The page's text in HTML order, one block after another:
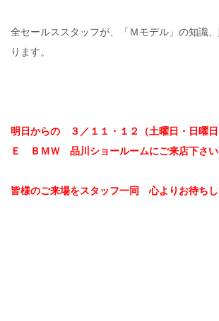
全セールススタッフが、「Ｍモデル」の知識
ります。
明日からの ３／１１・１２（土曜日・日曜日
Ｅ ＢＭＷ 品川ショールームにご来店下さい
皆様のご来場をスタッフ一同 心よりお待ちし